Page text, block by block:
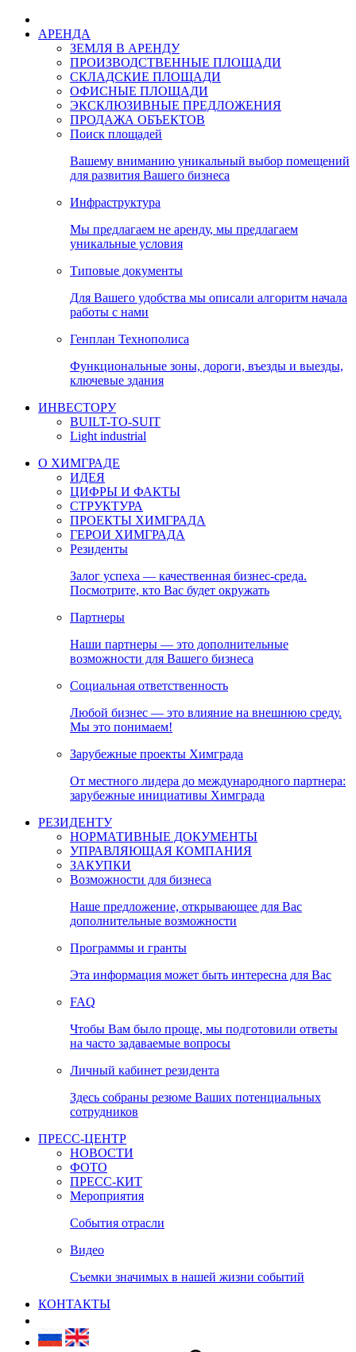
АРЕНДА
ЗЕМЛЯ В АРЕНДУ
ПРОИЗВОДСТВЕННЫЕ ПЛОЩАДИ
СКЛАДСКИЕ ПЛОЩАДИ
ОФИСНЫЕ ПЛОЩАДИ
ЭКСКЛЮЗИВНЫЕ ПРЕДЛОЖЕНИЯ
ПРОДАЖА ОБЪЕКТОВ
Поиск площадей
Вашему вниманию уникальный выбор помещений
для развития Вашего бизнеса
Инфраструктура
Мы предлагаем не аренду, мы предлагаем
уникальные условия
Типовые документы
Для Вашего удобства мы описали алгоритм начала
работы с нами
Генплан Технополиса
Функциональные зоны, дороги, въезды и выезды,
ключевые здания
ИНВЕСТОРУ
BUILT-TO-SUIT
Light industrial
О ХИМГРАДЕ
ИДЕЯ
ЦИФРЫ И ФАКТЫ
СТРУКТУРА
ПРОЕКТЫ ХИМГРАДА
ГЕРОИ ХИМГРАДА
Резиденты
Залог успеха — качественная бизнес-среда.
Посмотрите, кто Вас будет окружать
Партнеры
Наши партнеры — это дополнительные
возможности для Вашего бизнеса
Социальная ответственность
Любой бизнес — это влияние на внешнюю среду.
Мы это понимаем!
Зарубежные проекты Химграда
От местного лидера до международного партнера:
зарубежные инициативы Химграда
РЕЗИДЕНТУ
НОРМАТИВНЫЕ ДОКУМЕНТЫ
УПРАВЛЯЮЩАЯ КОМПАНИЯ
ЗАКУПКИ
Возможности для бизнеса
Наше предложение, открывающее для Вас
дополнительные возможности
Программы и гранты
Эта информация может быть интересна для Вас
FAQ
Чтобы Вам было проще, мы подготовили ответы
на часто задаваемые вопросы
Личный кабинет резидента
Здесь собраны резюме Ваших потенциальных
сотрудников
ПРЕСС-ЦЕНТР
НОВОСТИ
ФОТО
ПРЕСС-КИТ
Мероприятия
События отрасли
Видео
Съемки значимых в нашей жизни событий
КОНТАКТЫ